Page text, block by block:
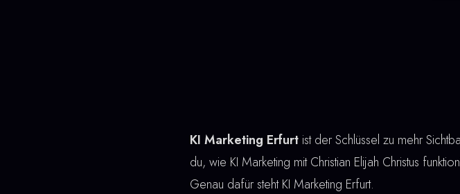
KI Marketing Erfurt ist der Schlüssel zu mehr
du, wie KI Marketing mit Christian Elijah Christus
Genau dafür steht KI Marketing Erfurt.